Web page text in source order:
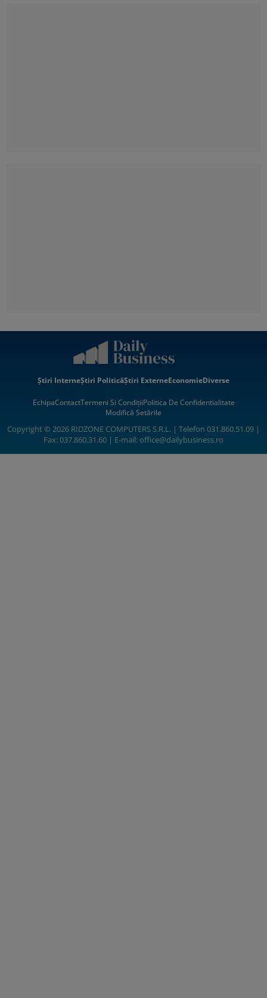
Știri InterneȘtiri PoliticăȘtiri ExterneEconomieDiverse
EchipaContactTermeni Si CondițiiPolitica De Confidentialitate
Modifică Setările
Copyright © 2026 RIDZONE COMPUTERS S.R.L. | Telefon 031.860.51.09 |
Fax: 037.860.31.60 | E-mail:office@dailybusiness.ro